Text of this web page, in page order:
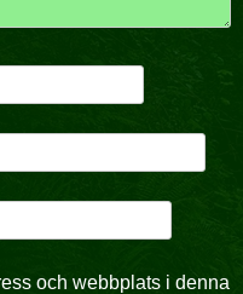
och webbplats i denna